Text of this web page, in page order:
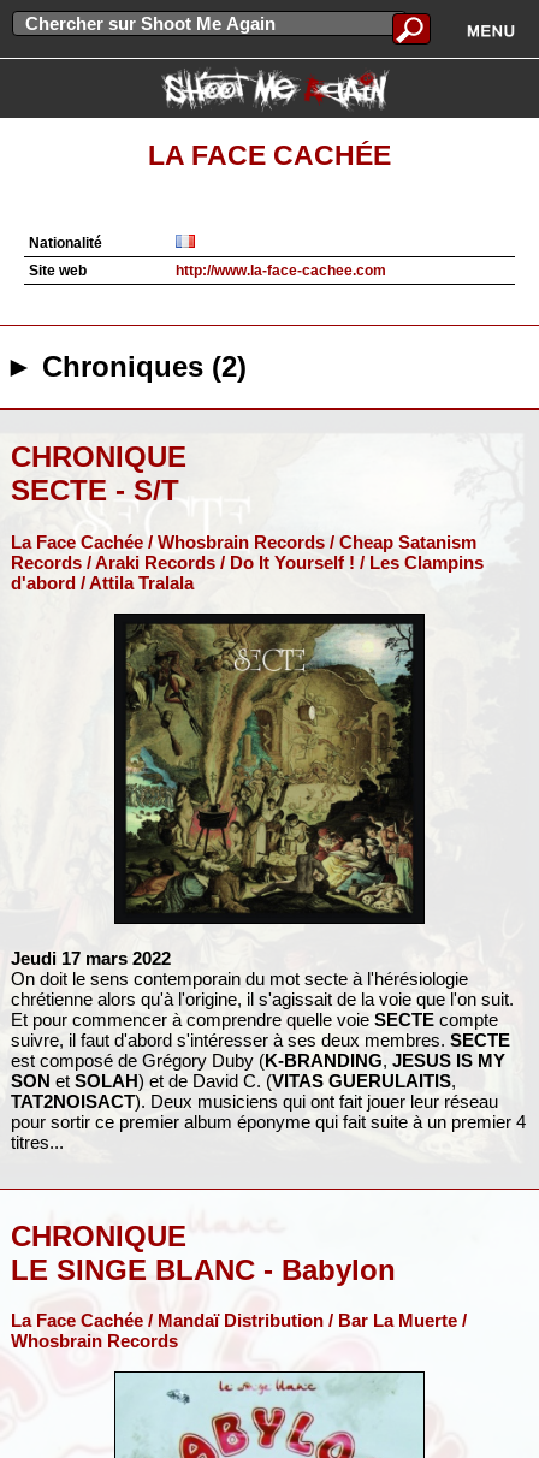
LA FACE CACHÉE
Nationalité
Site web
http://www.la-face-cachee.com
► Chroniques (2)
CHRONIQUE
SECTE - S/T
La Face Cachée / Whosbrain Records / Cheap Satanism
Records / Araki Records / Do It Yourself ! / Les Clampins
d'abord / Attila Tralala
Jeudi 17 mars 2022
On doit le sens contemporain du mot secte à l'hérésiologie
chrétienne alors qu'à l'origine, il s'agissait de la voie que l'on suit.
Et pour commencer à comprendre quelle voie SECTEcompte
suivre, il faut d'abord s'intéresser à ses deux membres. SECTE
est composé de Grégory Duby (K-BRANDING, JESUS IS MY
SON et SOLAH) et de David C. (VITAS GUERULAITIS,
TAT2NOISACT). Deux musiciens qui ont fait jouer leur réseau
pour sortir ce premier album éponyme qui fait suite à un premier 4
titres...
CHRONIQUE
LE SINGE BLANC - Babylon
La Face Cachée / Mandaï Distribution / Bar La Muerte /
Whosbrain Records